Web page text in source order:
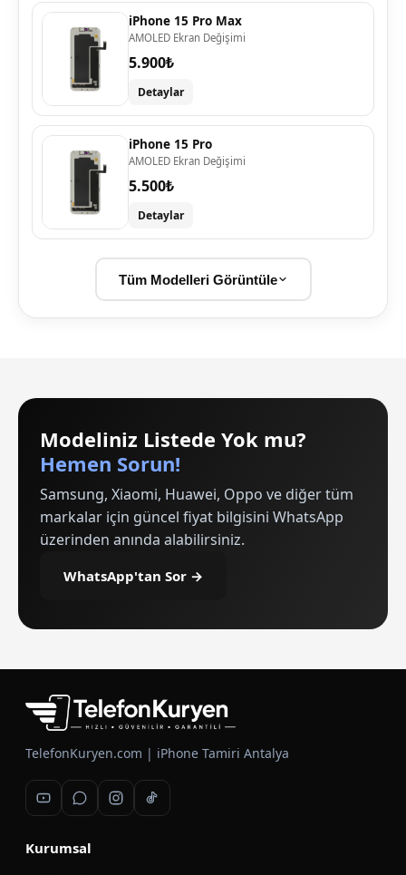
iPhone 15 Pro Max
AMOLED Ekran Değişimi
5.900₺
Detaylar
iPhone 15 Pro
AMOLED Ekran Değişimi
5.500₺
Detaylar
Tüm Modelleri Görüntüle
Modeliniz Listede Yok mu?
Hemen Sorun!
Samsung, Xiaomi, Huawei, Oppo ve diğer tüm
markalar için güncel fiyat bilgisini WhatsApp
üzerinden anında alabilirsiniz.
WhatsApp'tan Sor →
TelefonKuryen.com | iPhone Tamiri Antalya
Kurumsal